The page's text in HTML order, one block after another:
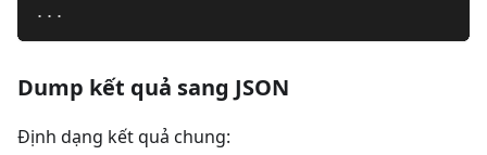
. . .
Dump kết quả sang JSON
Định dạng kết quả chung: